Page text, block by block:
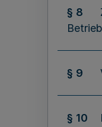
§ 8
§ 9
§ 10